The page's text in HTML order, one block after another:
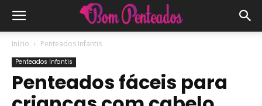
Início Penteados Infantis
Penteados Infantis
Penteados fáceis para